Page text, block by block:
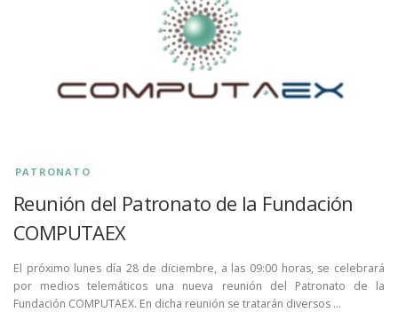
PATRONATO
Reunión del Patronato de la Fundación
COMPUTAEX
El próximo lunes día 28 de diciembre, a las 09:00 horas, se celebrará
por medios telemáticos una nueva reunión del Patronato de la
Fundación COMPUTAEX. En dicha reunión se tratarán diversos …